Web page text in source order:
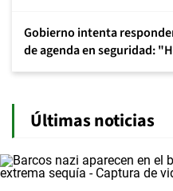
Gobierno intenta
de agenda en seguridad:
Últimas noticias